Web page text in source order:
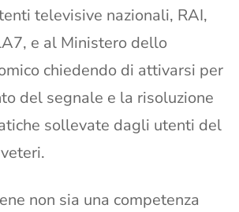
televisive nazionali, RAI,
e al Ministero dello
chiedendo di attivarsi per
del segnale e la risoluzione
sollevate dagli utenti del
non sia una competenza